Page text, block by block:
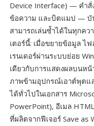
Device Interface) — คำสั่
ข้อความ และบิตแมป —
สามารถเล่นซ้ำได้ในทุกค
เตอร์นี้: เมื่อขยายข้อมูล ไ
เรนเดอร์ผ่านระบบย่อย
เดียวกับการแสดงผลบนห
ภาพข้ามอุปกรณ์เอาต์พุตแ
ได้ทั่วไปในเอกสาร
PowerPoint), อีเมล
ที่ผลิตจากฟีเจอร์ Save as